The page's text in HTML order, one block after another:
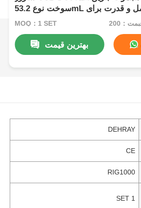
سوخت نوع 53.2mL جابجایی قابل حمل و قدرت برای
عملیات میدان
MOQ：1 SET
بهترین قیمت
DEHRAY
CE
RIG1000
1 SET